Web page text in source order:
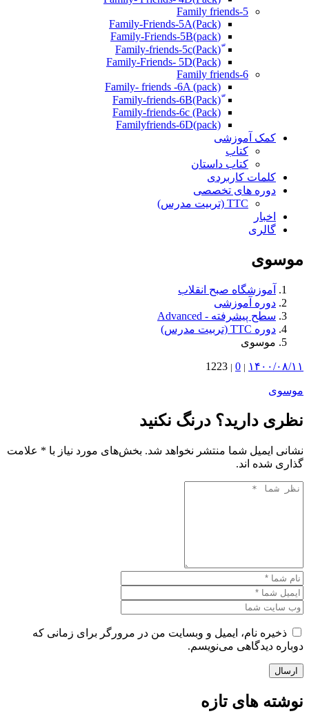
Family friends-5
Family-Friends-5A(Pack)
(pack)Family-Friends-5B
ّ(Pack)Family-friends-5c
Family-Friends- 5D(Pack)
Family friends-6
Family- friends -6A (pack)
Family-friends-6c (Pack)
Familyfriends-6D(pack)
کمک آموزشی
کتاب
کتاب داستان
کلمات کاربردی
دوره های تخصصی
TTC (تربیت مدرس)
اخبار
گالری
موسوی
آموزشگاه صبح انقلاب
دوره آموزشی
سطح پیشرفته - Advanced
دوره TTC (تربیت مدرس)
موسوی
۱۴۰۰/۰۸/۱۱ |
0
|
1223
موسوی
نظری دارید؟ درنگ نکنید
نشانی ایمیل شما منتشر نخواهد شد. بخش‌های مورد نیاز با * علامت
گذاری شده اند.
ذخیره نام، ایمیل و وبسایت من در مرورگر برای زمانی که
دوباره دیدگاهی می‌نویسم.
ارسال
نوشته های تازه